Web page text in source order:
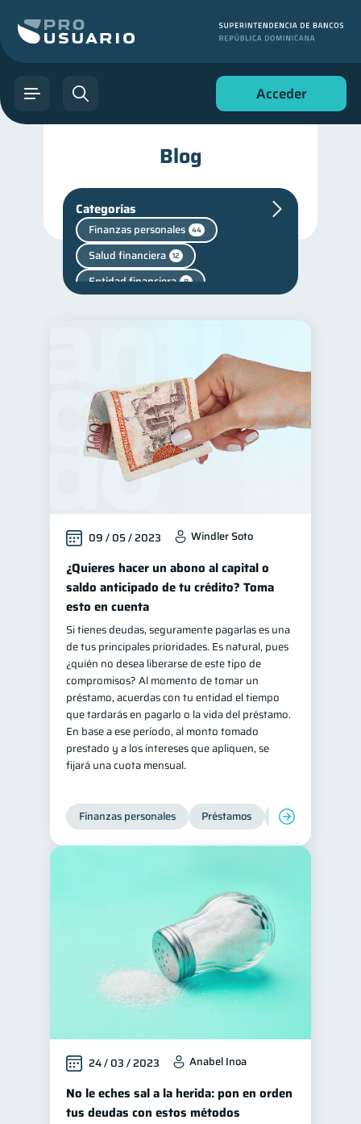
Acceder
Blog
Categorías
Finanzas personales 44
Salud financiera 12
Entidad financiera 8
Finanzas para jóvenes 30
Control de deudas 30
Finanzas familiares 25
Inclusión financiera 22
Bienestar financiero
Finanzas para mujeres
Seguridad financiera 13
Productos financieros 11
Organización Financiera 10
Deudas
Ahorro 8 Consejos 6
Tarjeta de crédito 6
Historial crediticio 6
Ciberseguridad 5
Servicios 4
Derechos & Deberes
Criptomonedas
Cuenta Abandonada
Finanzas Personales 1
Finanzas en Pareja 1
Educación Financiera 1
Fraudes 1 Mipymes
Información financiera
inversiones
Retiro 1 Doble sueldo 1
09 / 05 / 2023 Windler Soto
¿Quieres hacer un abono al capital o
saldo anticipado de tu crédito? Toma
esto en cuenta
Si tienes deudas, seguramente pagarlas es una
de tus principales prioridades. Es natural, pues
¿quién no desea liberarse de este tipo de
compromisos? Al momento de tomar un
préstamo, acuerdas con tu entidad el tiempo
que tardarás en pagarlo o la vida del préstamo.
En base a ese período, al monto tomado
prestado y a los intereses que apliquen, se
fijará una cuota mensual.
Finanzas personales Préstamos Productos
24 / 03 / 2023 Anabel Inoa
No le eches sal a la herida: pon en orden
tus deudas con estos métodos